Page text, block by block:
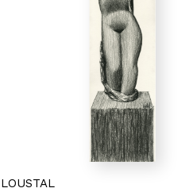
LOUSTAL